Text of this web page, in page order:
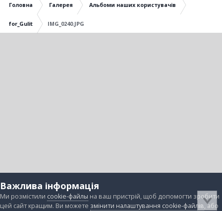
Головна Галерея Альбоми наших користувачів
for_Gulit IMG_0240.JPG
Важлива інформація
Ми розмістили cookie-файлы на ваш пристрій, щоб допомогти зробити
цей сайт кращим. Ви можете змінити налаштування cookie-файлів, або